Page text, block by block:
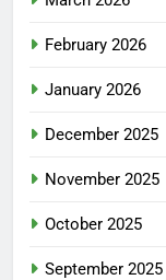
February 2026
January 2026
December 2025
November 2025
October 2025
September 2025